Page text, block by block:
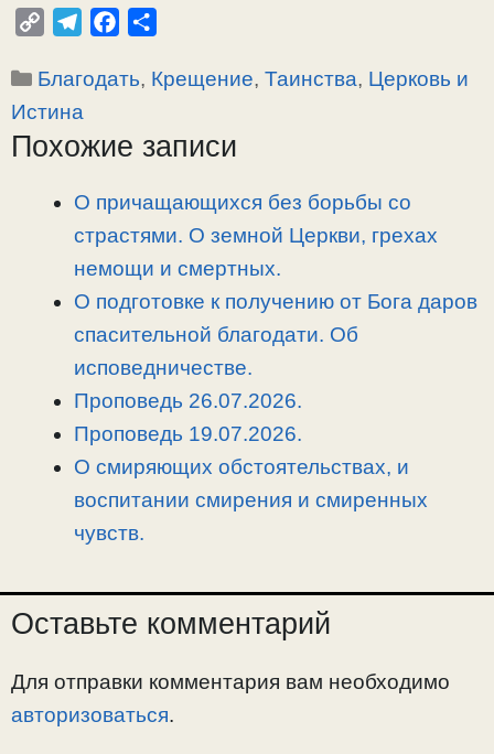
p
y
L
l
g
a
c
b
п
а
Рубрики
Благодать, Крещение,Таинства, Церковь и
Истина
Похожие записи
О причащающихся без борьбы со
страстями. О земной Церкви, грехах
немощи и смертных.
О подготовке к получению от Бога даров
спасительной благодати. Об
исповедничестве.
Проповедь 26.07.2026.
Проповедь 19.07.2026.
О смиряющих обстоятельствах, и
воспитании смирения и смиренных
чувств.
Оставьте комментарий
Для отправки комментария вам необходимо
авторизоваться.